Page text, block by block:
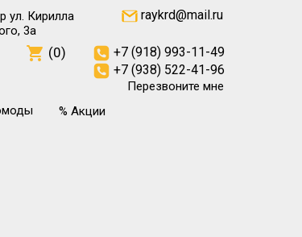
ул. Кирилла
3а
raykrd@mail.ru
Перезвоните мне
% Акции
(0)
+7 (918) 993-11-49
+7 (938) 522-41-96